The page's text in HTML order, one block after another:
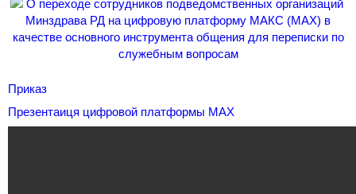
Приказ
Презентаиця цифровой платформы МАХ